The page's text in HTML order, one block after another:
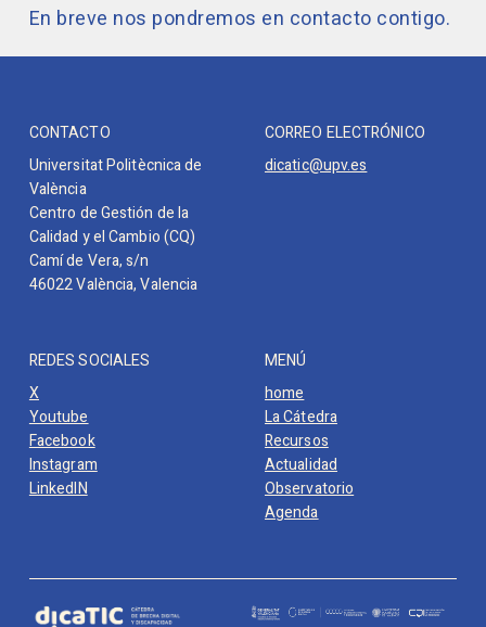
En breve nos pondremos en contacto contigo.
CONTACTO
Universitat Politècnica de
València
Centro de Gestión de la
Calidad y el Cambio (CQ)
Camí de Vera, s/n
46022 València, Valencia
CORREO ELECTRÓNICO
dicatic@upv.es
REDES SOCIALES
X
Youtube
Facebook
Instagram
LinkedIN
MENÚ
home
La Cátedra
Recursos
Actualidad
Observatorio
Agenda